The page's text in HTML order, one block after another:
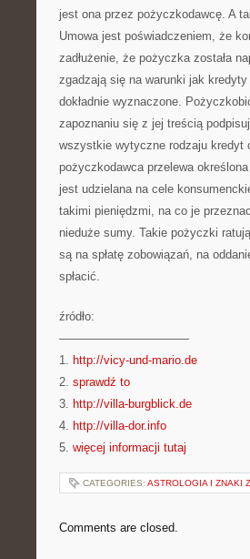
jest ona przez pożyczkodawcę. A
Umowa jest poświadczeniem, że
zadłużenie, że pożyczka została
zgadzają się na warunki jak
dokładnie wyznaczone.
zapoznaniu się z jej treścią
wszystkie wytyczne rodzaju kredyt
pożyczkodawca przelewa
jest udzielana na cele
takimi pieniędzmi, na co je
nieduże sumy. Takie pożyczki
są na spłatę zobowiązań, na
spłacić.
źródło:
———————————
1. http://vicy-und-mario.de
2. sprawdź to
3. http://villa-burgblick.de
4. http://villa-dor.info
5. więcej informacji tutaj
CATEGORIES: ASTROLOGIA I ZNAKI
Comments are closed.